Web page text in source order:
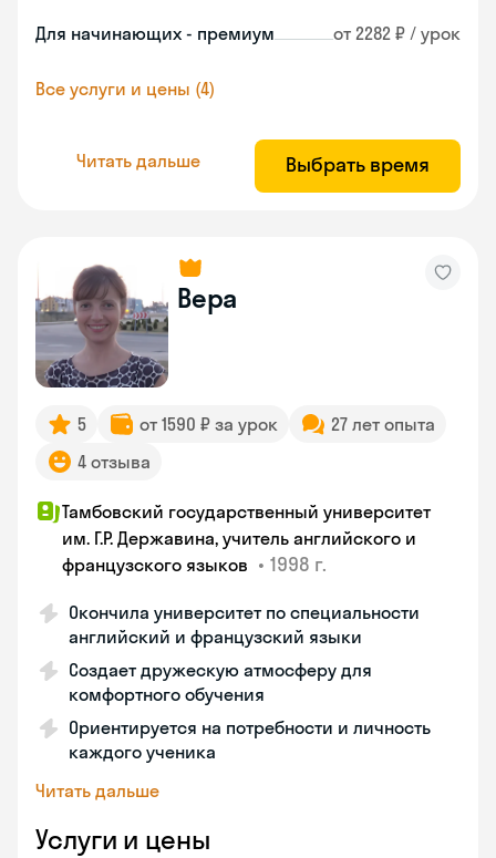
Для начинающих - премиум от 2282 ₽ / урок
Все услуги и цены (4)
Читать дальше Выбрать время
Вера
5 от 1590 ₽ за урок
27 лет опыта
4 отзыва
Тамбовский государственный университет
им. Г.Р. Державина, учитель английского и
французского языков • 1998 г.
Окончила университет по специальности
английский и французский языки
Создает дружескую атмосферу для
комфортного обучения
Ориентируется на потребности и личность
каждого ученика
Читать дальше
Услуги и цены